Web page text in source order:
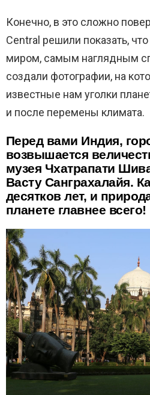
Конечно, в это сложно
Central решили показать,
миром, самым наглядным
создали фотографии, на
известные нам уголки
и после перемены климата.
Перед вами Индия,
возвышается
музея Чхатрапати
Васту Санграхалайя.
десятков лет, и
планете главнее всего!